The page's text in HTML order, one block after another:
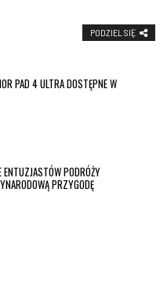
PODZIEL SIĘ
PAD 4 ULTRA DOSTĘPNE W
PODRÓŻY
PRZYGODĘ